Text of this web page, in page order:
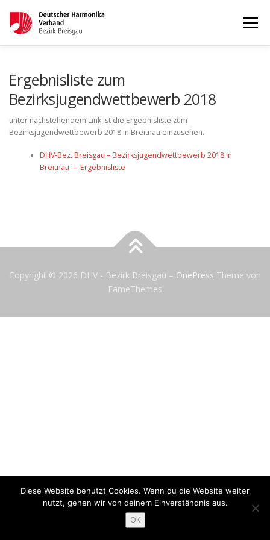
Menü
KONTAKT IMPRESSUM
Ergebnisliste zum
Bezirksjugendwettbewerb 2018
unter nachstehendem Link ist die Ergebnisliste zum
Bezirksjugendwettbewerb 2018 in Breitnau einzusehen.
DHV-Bez. Breisgau – Bezirksjugendwettbewerb 2018 in
Breitnau – Ergebnisliste
Copyright © 2026 DHV - Bezirk Breisgau – OnePress Theme von
FameThemes
Diese Website benutzt Cookies. Wenn du die Website weiter
nutzt, gehen wir von deinem Einverständnis aus.
OK